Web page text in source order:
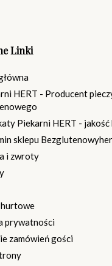
Linki
HERT - Producent
Piekarni HERT -
sklepu
i zwroty
prywatności
zamówień gości